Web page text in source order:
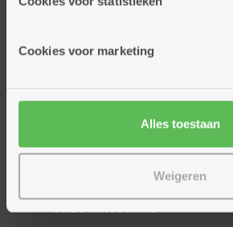
Cookies voor marketing
Alles toestaan
Weigeren
Thuisdiensten
Assistentiewoningen
Woonzorgcentra
Financieel comfort
Onze innovaties